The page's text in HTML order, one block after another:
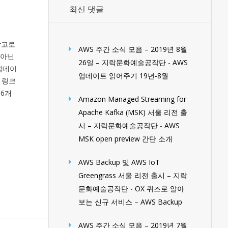
로
닌
이
크
개
최신 댓글
AWS 주간 소식 모음 – 2019년 8월
26일 – 지락문화예술공작단 - AWS
업데이트 읽어주기 19년-8월
Amazon Managed Streaming for
Apache Kafka (MSK) 서울 리전 출
시 – 지락문화예술공작단 - AWS
MSK open preview 간단 소개
AWS Backup 및 AWS IoT
Greengrass 서울 리전 출시 – 지락
문화예술공작단 - OX 퀴즈로 알아
보는 신규 서비스 – AWS Backup
AWS 주간 소식 모음 – 2019년 7월